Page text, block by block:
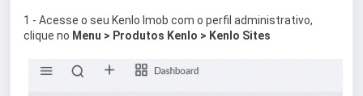
1 - Acesse o seu Kenlo Imob com o perfil administrativo,
clique no Menu > Produtos Kenlo > Kenlo Sites